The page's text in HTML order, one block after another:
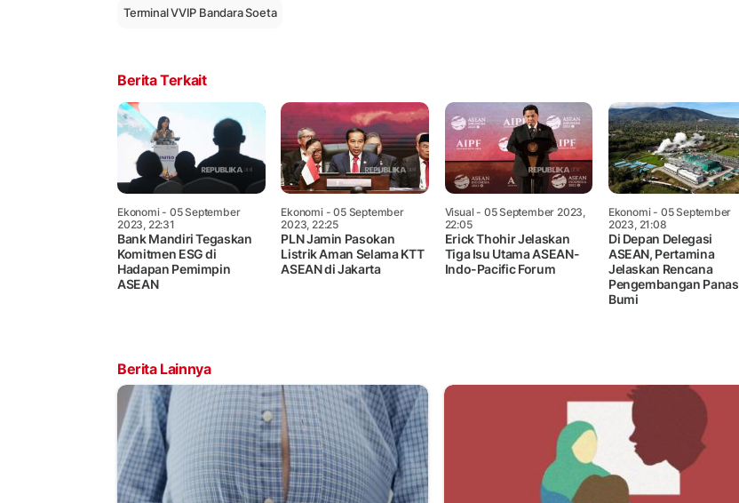
Terminal VVIP Bandara Soeta
Berita Terkait
Ekonomi- 05 September
2023, 22:31
Bank Mandiri Tegaskan
Komitmen ESG di
Hadapan Pemimpin
ASEAN
Ekonomi- 05 September
2023, 22:25
PLN Jamin Pasokan
Listrik Aman Selama KTT
ASEAN di Jakarta
Visual - 05 September 2023,
22:05
Erick Thohir Jelaskan
Tiga Isu Utama ASEAN-
Indo-Pacific Forum
Ekonomi- 05 September
2023, 21:08
Di Depan Delegasi
ASEAN, Pertamina
Jelaskan Rencana
Pengembangan Panas
Bumi
Berita Lainnya